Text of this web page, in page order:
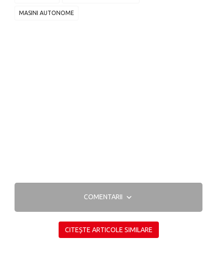
MASINI AUTONOME
COMENTARII
CITEȘTE ARTICOLE SIMILARE